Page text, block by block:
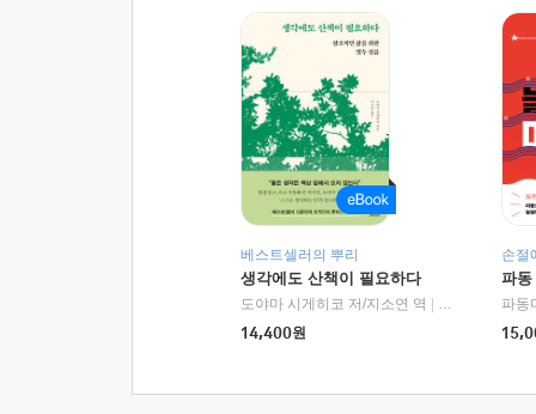
베스트셀러의 뿌리
생각에도 산책이 필요하다
도야마 시게히코 저/지소연 역
알에이치코리
14,400원
손절
파동
파동